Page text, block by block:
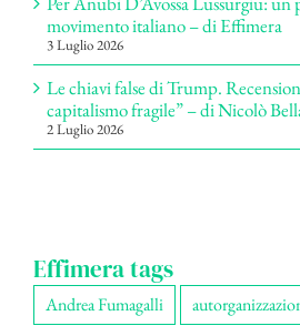
movimento italiano – di Effimera
3 Luglio 2026
Le chiavi false di Trump.
capitalismo fragile” – di Nicolò
2 Luglio 2026
Effimera tags
Andrea Fumagalli